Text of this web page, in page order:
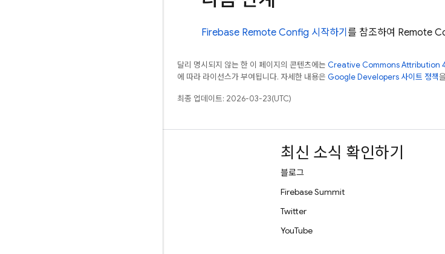
Firebase Remote Config 시작하기 를 참조하여 Remote
달리 명시되지 않는 한 이 페이지의 콘텐츠에는 Creative Commons Attribution
에 따라 라이선스가 부여됩니다. 자세한 내용은 Google Developers 사이트 정책
최종 업데이트: 2026-03-23(UTC)
최신 소식 확인하기
블로그
Firebase Summit
Twitter
YouTube